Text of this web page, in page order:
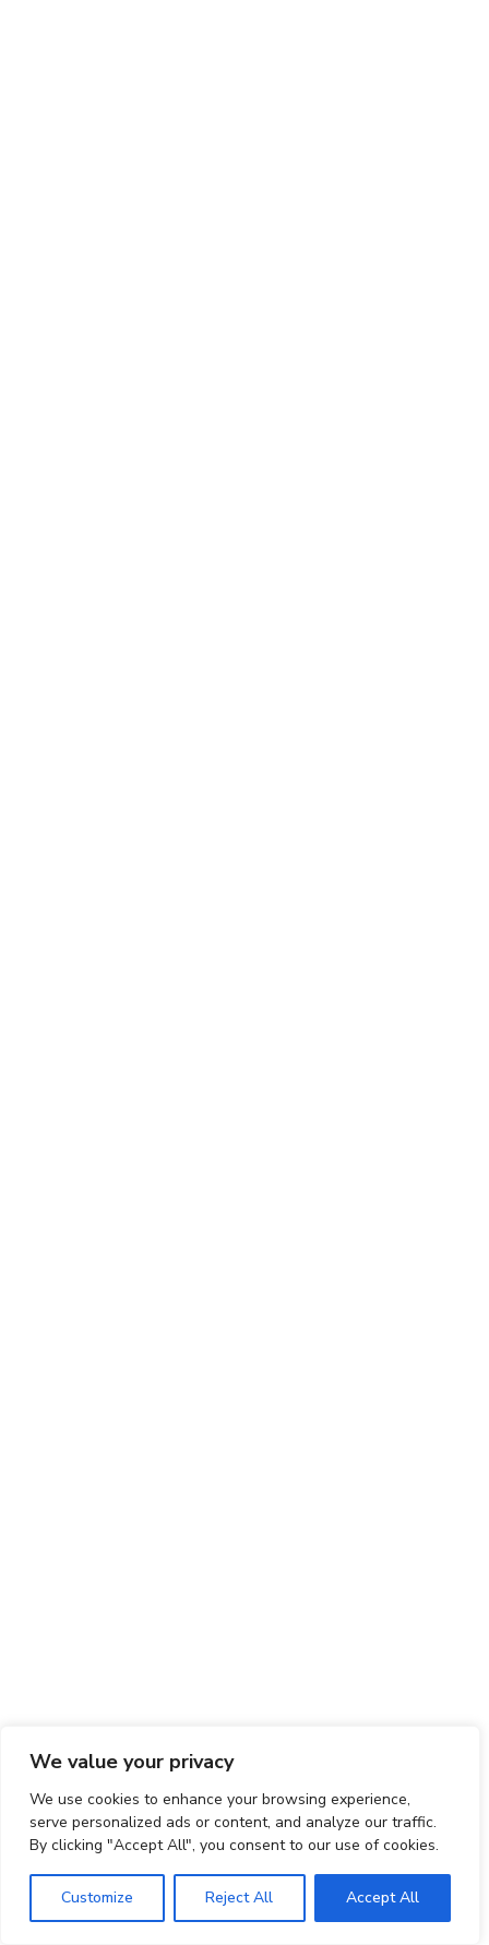
We value your privacy
We use cookies to enhance your browsing experience,
serve personalized ads or content, and analyze our traffic.
By clicking "Accept All", you consent to our use of cookies.
Customize Reject All Accept All